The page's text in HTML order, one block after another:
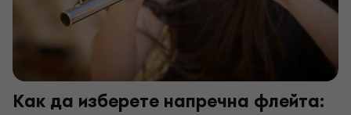
Как да изберете напречна флейта: